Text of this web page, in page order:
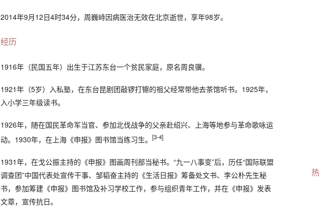
2014年9月12日4时34分，周巍峙因病医治无效在北京逝世，享年98岁。
经历
1916年（民国五年）出生于江苏东台一个贫民家庭，原名周良骥。
1921年（5岁）入私塾，在东台昆剧团敲锣打镲的祖父经常带他去茶馆听书。1925年，
入小学三年级读书。
1926年，随在国民革命军当官、参加北伐战争的父亲赴绍兴、上海等地参与革命歌咏运
动。1930年，在上海《申报》图书馆当练习生。 [3-4]
1931年，在戈公振主持的《申报》图画周刊部当秘书。“九一八事变”后，历任“国际联盟
调查团”中国代表处宣传干事、邹韬奋主持的《生活日报》筹备处文书、李公朴先生秘
书，参加筹建《申报》图书馆及补习学校工作，参与组织青年工作，并在《申报》发表
文章，宣传抗日。